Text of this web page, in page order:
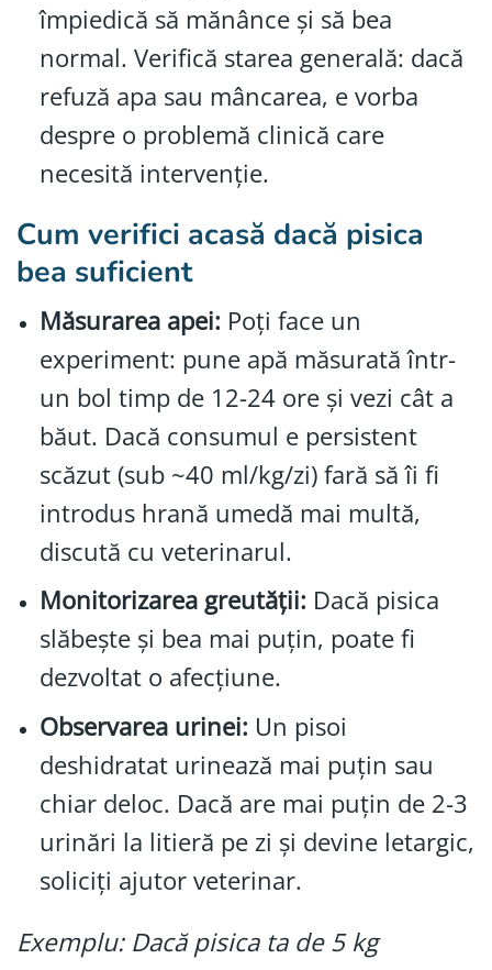
împiedică să mănânce și să bea
normal. Verifică starea generală: dacă
refuză apa sau mâncarea, e vorba
despre o problemă clinică care
necesită intervenție.
Cum verifici acasă dacă pisica
bea suficient
Măsurarea apei: Poți face un
experiment: pune apă măsurată într-
un bol timp de 12-24 ore și vezi cât a
băut. Dacă consumul e persistent
scăzut (sub ~40 ml/kg/zi) fară să îi fi
introdus hrană umedă mai multă,
discută cu veterinarul.
Monitorizarea greutății: Dacă pisica
slăbește și bea mai puțin, poate fi
dezvoltat o afecțiune.
Observarea urinei: Un pisoi
deshidratat urinează mai puțin sau
chiar deloc. Dacă are mai puțin de 2-3
urinări la litieră pe zi și devine letargic,
soliciți ajutor veterinar.
Exemplu: Dacă pisica ta de 5 kg